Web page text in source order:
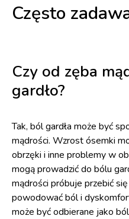
Często
Czy od zęba
gardło?
Tak, ból gardła może być
mądrości. Wzrost ósemki
obrzęki i inne problemy w
mogą prowadzić do bólu
mądrości próbuje przebić
powodować ból i
może być odbierane jako